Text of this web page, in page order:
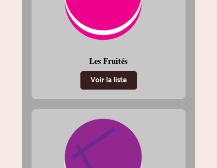
Les Fruités
Voir la liste